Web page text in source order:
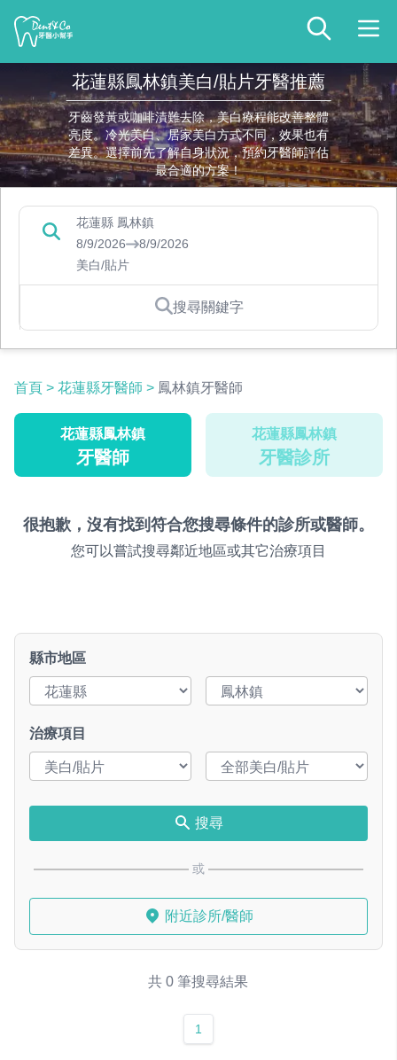
花蓮縣鳳林鎮美白/貼片牙醫推薦
牙齒發黃或咖啡漬難去除，美白療程能改善整體
亮度。冷光美白、居家美白方式不同，效果也有
差異。選擇前先了解自身狀況，預約牙醫師評估
最合適的方案！
花蓮縣 鳳林鎮
8/9/2026
8/9/2026
美白/貼片
搜尋關鍵字
首頁 > 花蓮縣牙醫師 > 鳳林鎮牙醫師
花蓮縣鳳林鎮
牙醫師
花蓮縣鳳林鎮
牙醫診所
很抱歉，沒有找到符合您搜尋條件的診所或醫師。
您可以嘗試搜尋鄰近地區或其它治療項目
縣市地區
治療項目
搜尋
或
附近診所/醫師
共 0 筆搜尋結果
1